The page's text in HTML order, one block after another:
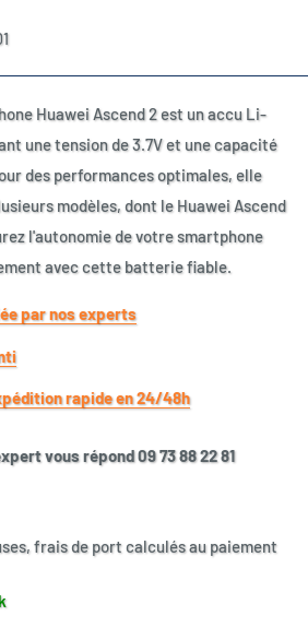
Huawei Ascend 2 est un accu Li-
une tension de 3.7V et une capacité
des performances optimales, elle
modèles, dont le Huawei Ascend
l'autonomie de votre smartphone
avec cette batterie fiable.
par nos experts
rapide en 24/48h
vous répond 09 73 88 22 81
frais de port calculés au paiement